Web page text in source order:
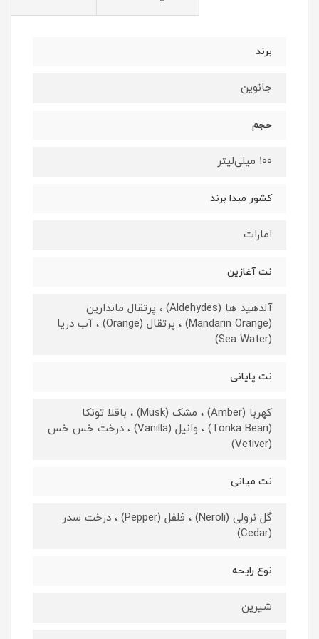
برند
جانوین
حجم
۱۰۰ میلی‌لیتر
کشور مبدا برند
امارات
نت آغازین
آلدهید ها (Aldehydes) ، پرتقال ماندارین
(Mandarin Orange) ، پرتقال (Orange) ، آب دریا
(Sea Water)
نت پایانی
کهربا (Amber) ، مشک (Musk) ، باقلا تونکا
(Tonka Bean) ، وانیل (Vanilla) ، درخت خس خس
(Vetiver)
نت میانی
گل نرولی (Neroli) ، فلفل (Pepper) ، درخت سدر
(Cedar)
نوع رایحه
شیرین